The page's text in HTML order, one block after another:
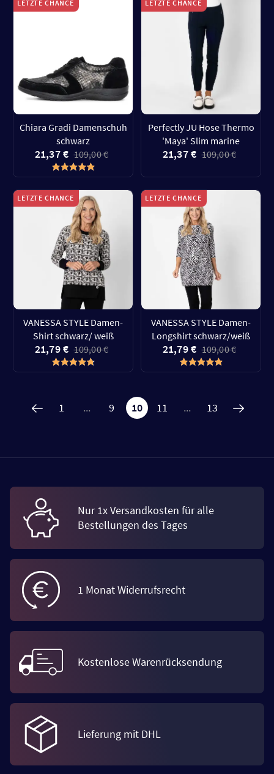
LETZTE CHANCE
Chiara Gradi Damenschuh
schwarz
21,37 € 109,00 €
LETZTE CHANCE
Perfectly JU Hose Thermo
'Maya' Slim marine
21,37 € 109,00 €
LETZTE CHANCE
VANESSA STYLE Damen-
Shirt schwarz/ weiß
21,79 € 109,00 €
LETZTE CHANCE
VANESSA STYLE Damen-
Longshirt schwarz/weiß
21,79 € 109,00 €
1 ... 9 10 11 ... 13
Nur 1x Versandkosten für alle
Bestellungen des Tages
1 Monat Widerrufsrecht
Kostenlose Warenrücksendung
Lieferung mit DHL